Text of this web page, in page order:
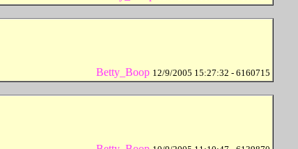
Betty_Boop 12/9/2005 15:27:32 - 6160715